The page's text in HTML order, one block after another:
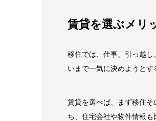
賃貸を選ぶメリ
移住では、仕事、引っ越
いまで一気に決めようとす
賃貸を選べば、まず移住
ち、住宅会社や物件情報